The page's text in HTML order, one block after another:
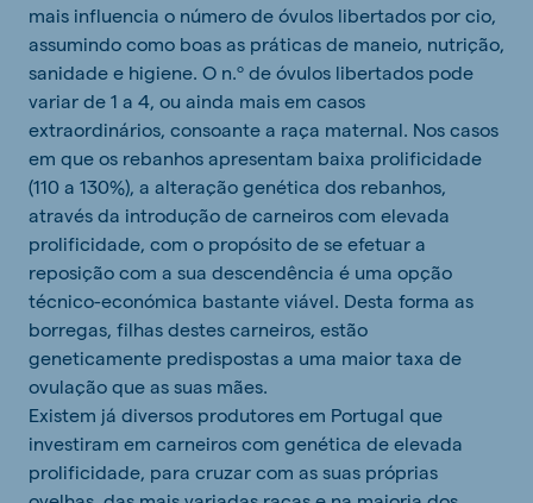
mais influencia o número de óvulos libertados por cio,
assumindo como boas as práticas de maneio, nutrição,
sanidade e higiene. O n.º de óvulos libertados pode
variar de 1 a 4, ou ainda mais em casos
extraordinários, consoante a raça maternal. Nos casos
em que os rebanhos apresentam baixa prolificidade
(110 a 130%), a alteração genética dos rebanhos,
através da introdução de carneiros com elevada
prolificidade, com o propósito de se efetuar a
reposição com a sua descendência é uma opção
técnico-económica bastante viável. Desta forma as
borregas, filhas destes carneiros, estão
geneticamente predispostas a uma maior taxa de
ovulação que as suas mães.
Existem já diversos produtores em Portugal que
investiram em carneiros com genética de elevada
prolificidade, para cruzar com as suas próprias